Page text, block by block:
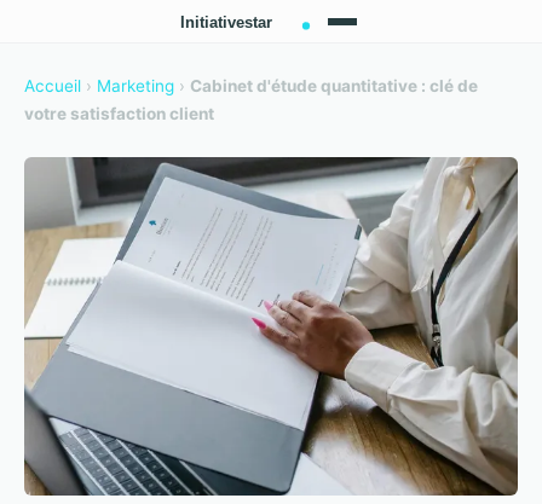
Accueil › Marketing › Cabinet d'étude quantitative : clé de
votre satisfaction client